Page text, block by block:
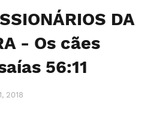
DA
- Os cães
56:11
2018